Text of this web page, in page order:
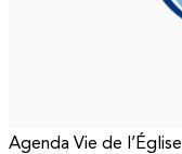
Agenda Vie de l’Église